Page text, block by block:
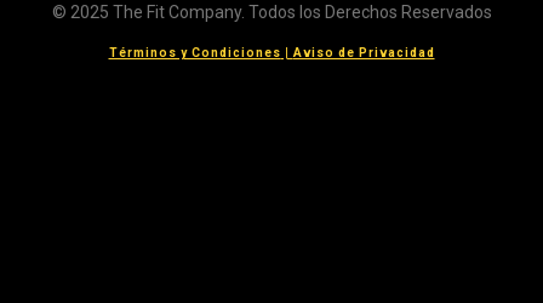
© 2025 The Fit Company. Todos los Derechos Reservados
Términos y Condiciones Aviso de Privacidad